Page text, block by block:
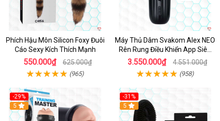
Phích Hậu Môn Silicon Foxy Đuôi
Cáo Sexy Kích Thích Mạnh
550.000₫ 625.000₫
(965)
Máy Thủ Dâm Svakom Alex NEO
Rên Rung Điều Khiển App Siêu
Phê
3.550.000₫ 4.551.000₫
(958)
-29%
Hot
5
-31%
5